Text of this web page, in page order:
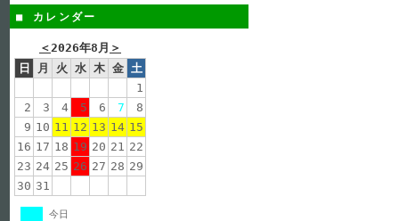
■ カレンダー
＜2026年8月 ＞
日
月 火 水 木 金 土
1
2
3 4 5 6 7
8
9 10 11 12 13 14 15
16 17 18 19 20 21 22
23 24 25 26 27 28 29
30 31
今日